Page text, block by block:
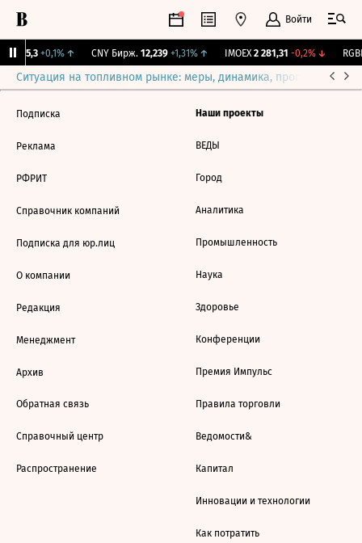
Войти
115,3 +0,1%↑ CNY Бирж. 12,239 +1,31%↑ IMOEX 2 281,31 -0,2%↓
Ситуация на топливном рынке: меры, динамика, прогнозы
Подписка
Реклама
РФРИТ
Справочник компаний
Подписка для юр.лиц
О компании
Редакция
Менеджмент
Архив
Обратная связь
Справочный центр
Распространение
Наши проекты
ВЕДЫ
Город
Аналитика
Промышленность
Наука
Здоровье
Конференции
Премия Импульс
Правила торговли
Ведомости&
Капитал
Инновации и технологии
Как потратить